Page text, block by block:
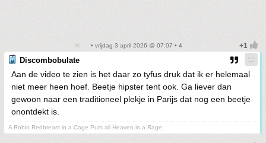
• vrijdag 3 april 2026 @ 07:07 • 4
Discombobulate
Aan de video te zien is het daar zo tyfus druk dat ik er helemaal
niet meer heen hoef. Beetje hipster tent ook. Ga liever dan
gewoon naar een traditioneel plekje in Parijs dat nog een beetje
onontdekt is.
A Robin Redbreast in a Cage Puts all Heaven in a Rage.